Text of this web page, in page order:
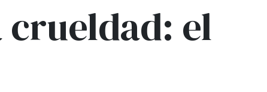
crueldad: el